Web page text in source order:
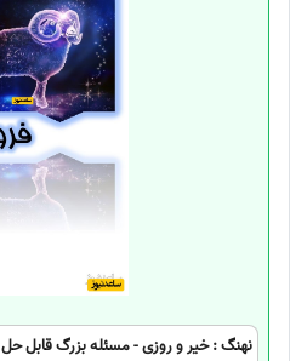
نهنگ : خیر و روزی - مسئله بزرگ قابل حل